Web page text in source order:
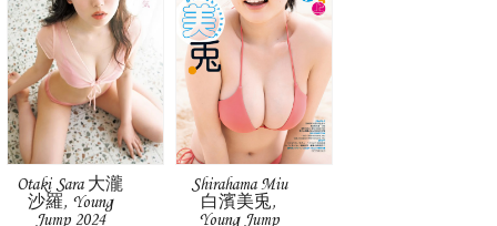
Otaki Sara 大瀧
沙羅, Young
Jump 2024
Shirahama Miu
白濱美兎,
Young Jump